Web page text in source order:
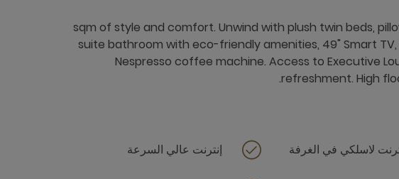
32 sqm of style and comfort. Unwind with plush twin beds,
suite bathroom with eco-friendly amenities, 49" Smart
Nespresso coffee machine. Access to Executive
refreshment. High
لاسلكي في الغرفة إنترنت عالي السرعة